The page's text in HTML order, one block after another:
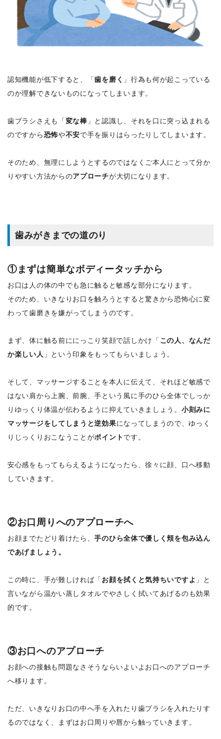
認知機能が低下すると、「歯を磨く 」行為も何が起こっている
のか理解できないものになってしまいます。
歯ブラシさえも「変な棒 」と認識し、それを口に突っ込まれる
のですから恐怖や不安で手を振りはらったりしてしまいます。
そのため、無理にしようとするのではなくご本人にとって分か
りやすい方法からのアプローチが大切になります。
歯みがきまでの道のり
①まずは簡単なボディータッチから
お口は人の体の中でも急に触ると敏感な部分になります。
そのため、いきなりお口を触ろうとすると驚きから恐怖心に変
わって歯磨きを嫌がってしまうのです。
まず、体に触る前ににっこり笑顔で話しかけ「 この人、なんだ
か楽しい人 」という印象をもってもらいましょう。
そして、マッサージすることを本人に伝えて、それほど敏感で
はない肩から上腕、前腕、手という風に手のひら全体でしっか
りゆっくり体温が伝わるように抑えていきましょう。 小刻みに
マッサージをしてしまうと逆効果になってしまうので、ゆっく
りじっくりおこなうことがポイントです。
安心感をもってもらえるようになったら、徐々に顔、口へ移動
していきます。
②お口周りへのアプローチへ
お顔までたどり着けたら、手のひら全体で優しく頬を包み込ん
であげましょう。
この時に、手が難しければ「 お顔を拭くと気持ちいですよ 」と
言いながら温かい蒸しタオルでやさしく拭いてあげるのも効果
的です。
③お口へのアプローチ
お顔への接触も問題なさそうならいよいよお口へのアプローチ
へ移ります。
ただ、いきなりお口の中へ手を入れたり歯ブラシを入れたりす
るのではなく、まずはお口周りや唇から触っていきます。